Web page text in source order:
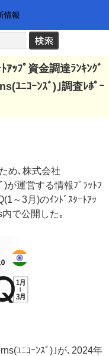
ｱｯﾌﾟ資金調達ﾗﾝｷﾝｸﾞ
ﾕﾆｺｰﾝｽﾞ)｣調査ﾚﾎﾟｰ
め､株式会社
)が運営する情報ﾌﾟﾗｯﾄﾌ
～3月)のｲﾝﾄﾞｽﾀｰﾄｱｯ
で公開した｡
ﾕﾆｺｰﾝｽﾞ)｣が､2024年